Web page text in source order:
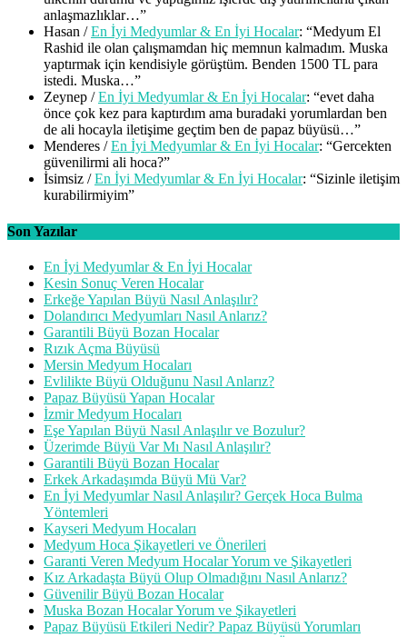
anlaşmazlıklar…”
Hasan /En İyi Medyumlar & En İyi Hocalar: “Medyum El
Rashid ile olan çalışmamdan hiç memnun kalmadım. Muska
yaptırmak için kendisiyle görüştüm. Benden 1500 TL para
istedi. Muska…”
Zeynep /En İyi Medyumlar & En İyi Hocalar: “evet daha
önce çok kez para kaptırdım ama buradaki yorumlardan ben
de ali hocayla iletişime geçtim ben de papaz büyüsü…”
Menderes /En İyi Medyumlar & En İyi Hocalar: “Gercekten
güvenilirmi ali hoca?”
İsimsiz /En İyi Medyumlar & En İyi Hocalar: “Sizinle iletişim
kurabilirmiyim”
Son Yazılar
En İyi Medyumlar & En İyi Hocalar
Kesin Sonuç Veren Hocalar
Erkeğe Yapılan Büyü Nasıl Anlaşılır?
Dolandırıcı Medyumları Nasıl Anlarız?
Garantili Büyü Bozan Hocalar
Rızık Açma Büyüsü
Mersin Medyum Hocaları
Evlilikte Büyü Olduğunu Nasıl Anlarız?
Papaz Büyüsü Yapan Hocalar
İzmir Medyum Hocaları
Eşe Yapılan Büyü Nasıl Anlaşılır ve Bozulur?
Üzerimde Büyü Var Mı Nasıl Anlaşılır?
Garantili Büyü Bozan Hocalar
Erkek Arkadaşımda Büyü Mü Var?
En İyi Medyumlar Nasıl Anlaşılır? Gerçek Hoca Bulma
Yöntemleri
Kayseri Medyum Hocaları
Medyum Hoca Şikayetleri ve Önerileri
Garanti Veren Medyum Hocalar Yorum ve Şikayetleri
Kız Arkadaşta Büyü Olup Olmadığını Nasıl Anlarız?
Güvenilir Büyü Bozan Hocalar
Muska Bozan Hocalar Yorum ve Şikayetleri
Papaz Büyüsü Etkileri Nedir? Papaz Büyüsü Yorumları